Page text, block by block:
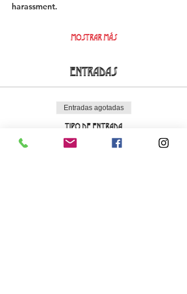
harassment.
Mostrar más
Entradas
Entradas agotadas
Tipo de entrada
Early Bird La Cova Loca